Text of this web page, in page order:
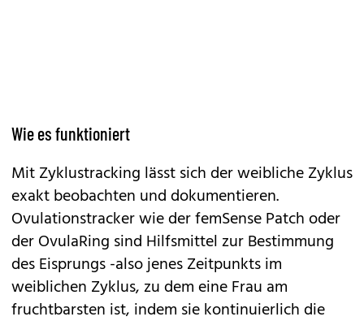
Wie es funktioniert
Mit Zyklustracking lässt sich der weibliche Zyklus
exakt beobachten und dokumentieren.
Ovulationstracker wie der femSense Patch oder
der OvulaRing sind Hilfsmittel zur Bestimmung
des Eisprungs -also jenes Zeitpunkts im
weiblichen Zyklus, zu dem eine Frau am
fruchtbarsten ist, indem sie kontinuierlich die